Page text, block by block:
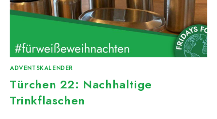
ADVENTSKALENDER
Türchen 22: Nachhaltige
Trinkflaschen